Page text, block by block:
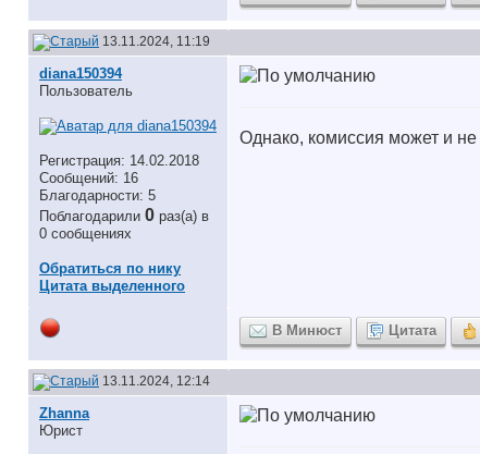
13.11.2024, 11:19
diana150394
Пользователь
Регистрация: 14.02.2018
Сообщений: 16
Благодарности: 5
Поблагодарили 0 раз(а) в
0 сообщениях
Обратиться по нику
Цитата выделенного
Однако, комиссия может и
В Минюст Цитата
13.11.2024, 12:14
Zhanna
Юрист